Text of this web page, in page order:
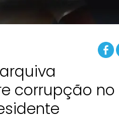
corrupção no